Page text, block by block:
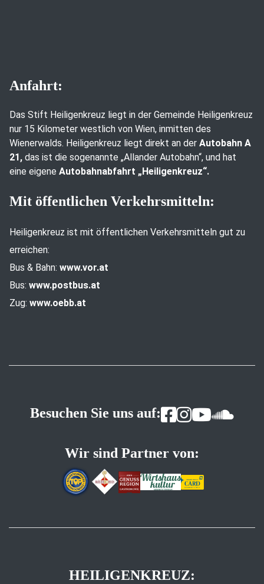
Anfahrt:
Das Stift Heiligenkreuz liegt in der Gemeinde Heiligenkreuz
nur 15 Kilometer westlich von Wien, inmitten des
Wienerwalds. Heiligenkreuz liegt direkt an der Autobahn A
21, das ist die sogenannte „Allander Autobahn“, und hat
eine eigene Autobahnabfahrt „Heiligenkreuz“.
Mit öffentlichen Verkehrsmitteln:
Heiligenkreuz ist mit öffentlichen Verkehrsmitteln gut zu
erreichen:
Bus & Bahn: www.vor.at
Bus: www.postbus.at
Zug: www.oebb.at
Besuchen Sie uns auf:
Wir sind Partner von:
HEILIGENKREUZ: